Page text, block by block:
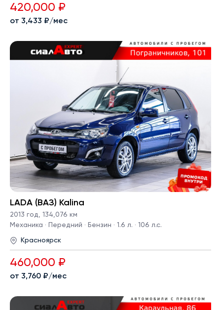
420,000 ₽
от 3,433 ₽/мес
LADA (ВАЗ) Kalina
2013 год, 134,076 км
Механика · Передний · Бензин · 1.6 л. · 106 л.с.
Красноярск
460,000 ₽
от 3,760 ₽/мес